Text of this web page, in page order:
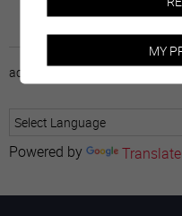
accueil
Powered by Translate
MY